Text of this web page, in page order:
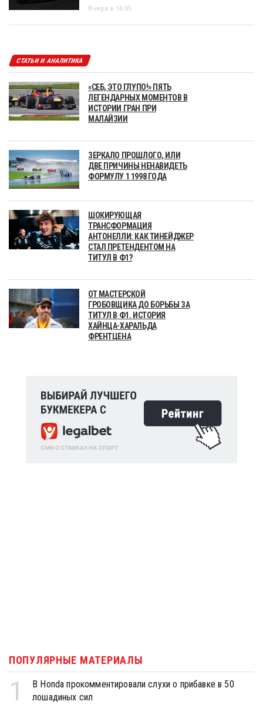
Вчера в 16:05
СТАТЬИ И АНАЛИТИКА
«СЕБ, ЭТО ГЛУПО!» ПЯТЬ
ЛЕГЕНДАРНЫХ МОМЕНТОВ В
ИСТОРИИ ГРАН ПРИ
МАЛАЙЗИИ
ЗЕРКАЛО ПРОШЛОГО, ИЛИ
ДВЕ ПРИЧИНЫ НЕНАВИДЕТЬ
ФОРМУЛУ 1 1998 ГОДА
ШОКИРУЮЩАЯ
ТРАНСФОРМАЦИЯ
АНТОНЕЛЛИ: КАК ТИНЕЙДЖЕР
СТАЛ ПРЕТЕНДЕНТОМ НА
ТИТУЛ В Ф1?
ОТ МАСТЕРСКОЙ
ГРОБОВЩИКА ДО БОРЬБЫ ЗА
ТИТУЛ В Ф1. ИСТОРИЯ
ХАЙНЦА-ХАРАЛЬДА
ФРЕНТЦЕНА
ПОПУЛЯРНЫЕ МАТЕРИАЛЫ
1
В Honda прокомментировали слухи о прибавке в 50
лошадиных сил